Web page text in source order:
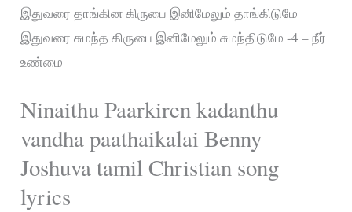
இதுவரை தாங்கின கிருபை இனிமேலும் தாங்கிடுமே
இதுவரை சுமந்த கிருபை இனிமேலும் சுமந்திடுமே -4 – நீர்
உண்மை
Ninaithu Paarkiren kadanthu
vandha paathaikalai Benny
Joshuva tamil Christian song
lyrics